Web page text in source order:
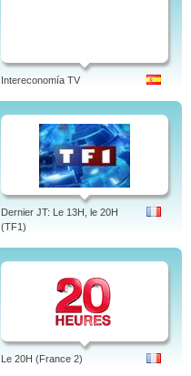
Intereconomía TV
Dernier JT: Le 13H, le 20H
(TF1)
Le 20H (France 2)